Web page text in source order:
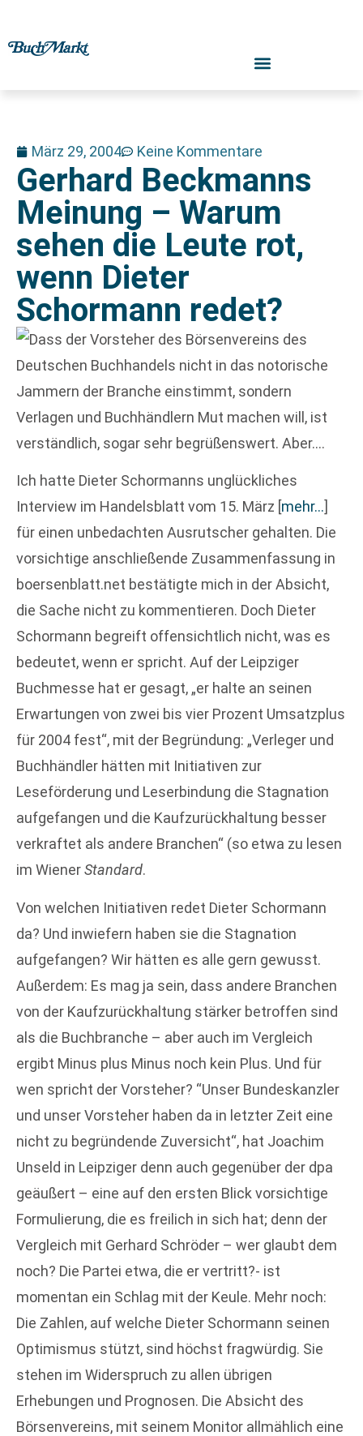
März 29, 2004 Keine Kommentare
Gerhard Beckmanns
Meinung – Warum
sehen die Leute rot,
wenn Dieter
Schormann redet?
Dass der Vorsteher des Börsenvereins des
Deutschen Buchhandels nicht in das notorische
Jammern der Branche einstimmt, sondern
Verlagen und Buchhändlern Mut machen will, ist
verständlich, sogar sehr begrüßenswert. Aber….
Ich hatte Dieter Schormanns unglückliches
Interview im Handelsblatt vom 15. März [mehr…]
für einen unbedachten Ausrutscher gehalten. Die
vorsichtige anschließende Zusammenfassung in
boersenblatt.net bestätigte mich in der Absicht,
die Sache nicht zu kommentieren. Doch Dieter
Schormann begreift offensichtlich nicht, was es
bedeutet, wenn er spricht. Auf der Leipziger
Buchmesse hat er gesagt, „er halte an seinen
Erwartungen von zwei bis vier Prozent Umsatzplus
für 2004 fest“, mit der Begründung: „Verleger und
Buchhändler hätten mit Initiativen zur
Leseförderung und Leserbindung die Stagnation
aufgefangen und die Kaufzurückhaltung besser
verkraftet als andere Branchen“ (so etwa zu lesen
im WienerStandard.
Von welchen Initiativen redet Dieter Schormann
da? Und inwiefern haben sie die Stagnation
aufgefangen? Wir hätten es alle gern gewusst.
Außerdem: Es mag ja sein, dass andere Branchen
von der Kaufzurückhaltung stärker betroffen sind
als die Buchbranche – aber auch im Vergleich
ergibt Minus plus Minus noch kein Plus. Und für
wen spricht der Vorsteher? “Unser Bundeskanzler
und unser Vorsteher haben da in letzter Zeit eine
nicht zu begründende Zuversicht“, hat Joachim
Unseld in Leipziger denn auch gegenüber der dpa
geäußert – eine auf den ersten Blick vorsichtige
Formulierung, die es freilich in sich hat; denn der
Vergleich mit Gerhard Schröder – wer glaubt dem
noch? Die Partei etwa, die er vertritt?- ist
momentan ein Schlag mit der Keule. Mehr noch:
Die Zahlen, auf welche Dieter Schormann seinen
Optimismus stützt, sind höchst fragwürdig. Sie
stehen im Widerspruch zu allen übrigen
Erhebungen und Prognosen. Die Absicht des
Börsenvereins, mit seinem Monitor allmählich eine